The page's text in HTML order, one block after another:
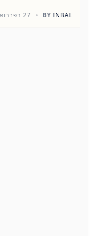
BY INBAL 27 בפברואר 2025